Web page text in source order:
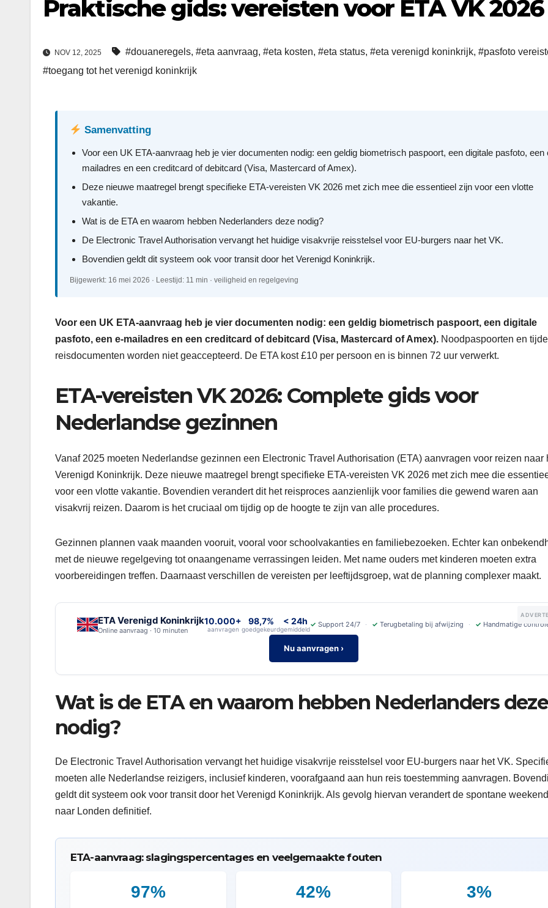
Praktische gids: vereisten voor ETA VK 2026
NOV 12, 2025 #douaneregels, #eta aanvraag, #eta kosten, #eta status, #eta verenigd koninkrijk, #pasfoto
#toegang tot het verenigd koninkrijk
Samenvatting
Voor een UK ETA-aanvraag heb je vier documenten nodig: een geldig biometrisch paspoort, een digitale pasfoto, een
mailadres en een creditcard of debitcard (Visa, Mastercard of Amex).
Deze nieuwe maatregel brengt specifieke ETA-vereisten VK 2026 met zich mee die essentieel zijn voor een vlotte
vakantie.
Wat is de ETA en waarom hebben Nederlanders deze nodig?
De Electronic Travel Authorisation vervangt het huidige visakvrije reisstelsel voor EU-burgers naar het VK.
Bovendien geldt dit systeem ook voor transit door het Verenigd Koninkrijk.
Bijgewerkt: 16 mei 2026 · Leestijd: 11 min · veiligheid en regelgeving
Voor een UK ETA-aanvraag heb je vier documenten nodig: een geldig biometrisch paspoort, een digitale
pasfoto, een e-mailadres en een creditcard of debitcard (Visa, Mastercard of Amex). Noodpaspoorten en
reisdocumenten worden niet geaccepteerd. De ETA kost £10 per persoon en is binnen 72 uur verwerkt.
ETA-vereisten VK 2026: Complete gids voor
Nederlandse gezinnen
Vanaf 2025 moeten Nederlandse gezinnen een Electronic Travel Authorisation (ETA) aanvragen voor reizen naar
Verenigd Koninkrijk. Deze nieuwe maatregel brengt specifieke ETA-vereisten VK 2026 met zich mee die
voor een vlotte vakantie. Bovendien verandert dit het reisproces aanzienlijk voor families die gewend waren aan
visakvrij reizen. Daarom is het cruciaal om tijdig op de hoogte te zijn van alle procedures.
Gezinnen plannen vaak maanden vooruit, vooral voor schoolvakanties en familiebezoeken. Echter kan
met de nieuwe regelgeving tot onaangename verrassingen leiden. Met name ouders met kinderen moeten extra
voorbereidingen treffen. Daarnaast verschillen de vereisten per leeftijdsgroep, wat de planning complexer maakt.
ETA Verenigd Koninkrijk
Online aanvraag · 10 minuten
10.000+
aanvragen
98,7%
goedgekeurd
< 24h
gemiddeld
✓ Support 24/7 ✓ Terugbetaling bij afwijzing ✓ Handmatige
Nu aanvragen ›
Wat is de ETA en waarom hebben Nederlanders deze
nodig?
De Electronic Travel Authorisation vervangt het huidige visakvrije reisstelsel voor EU-burgers naar het VK.
moeten alle Nederlandse reizigers, inclusief kinderen, voorafgaand aan hun reis toestemming aanvragen.
geldt dit systeem ook voor transit door het Verenigd Koninkrijk. Als gevolg hiervan verandert de spontane
naar Londen definitief.
ETA-aanvraag: slagingspercentages en veelgemaakte fouten
97% 42% 3%